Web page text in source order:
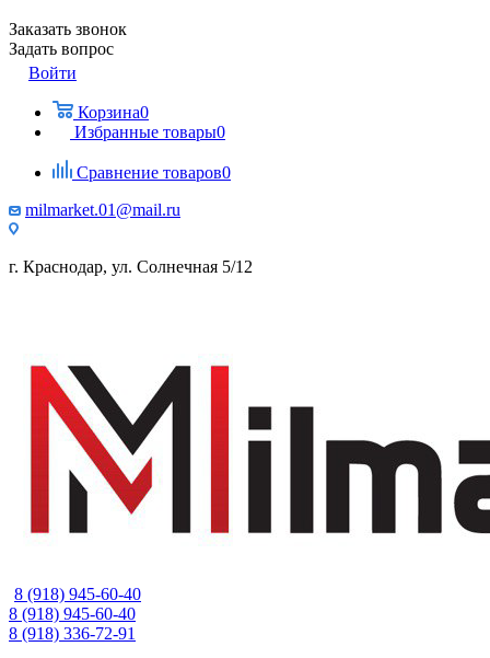
Заказать звонок
Задать вопрос
Войти
Корзина0
Избранные товары0
Сравнение товаров0
milmarket.01@mail.ru
г. Краснодар, ул. Солнечная 5/12
8 (918) 945-60-40
8 (918) 945-60-40
8 (918) 336-72-91